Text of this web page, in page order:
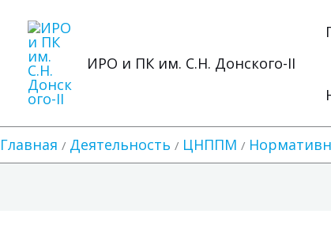
содержимому
ИРО и ПК им. С.Н. Донского-II
Главная Деятельность ЦНППМ